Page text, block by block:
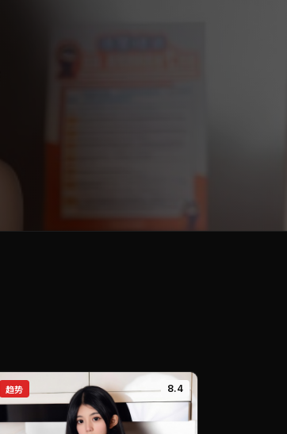
趋势 8.4